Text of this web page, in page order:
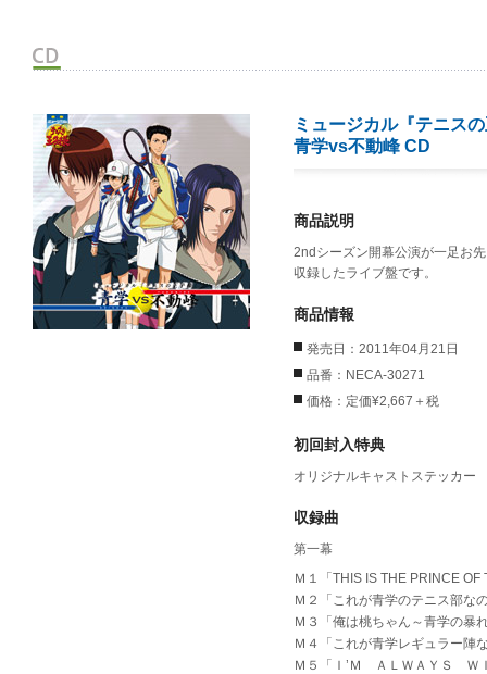
ミュージカル『テニス
青学vs不動峰 CD
商品説明
2ndシーズン開幕公演が一足お
収録したライブ盤です。
商品情報
発売日：2011年04月21日
品番：NECA-30271
価格：定価¥2,667＋税
初回封入特典
オリジナルキャストステッカー
収録曲
第一幕
Ｍ１「THIS IS THE PRINCE
Ｍ２「これが青学のテニス部な
Ｍ３「俺は桃ちゃん～青学の暴
Ｍ４「これが青学レギュラー陣
Ｍ５「Ｉ’Ｍ ＡＬＷＡＹＳ Ｗ